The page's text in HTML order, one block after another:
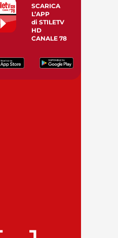
SCARICA
L’APP
di STILETV
HD
CANALE 78